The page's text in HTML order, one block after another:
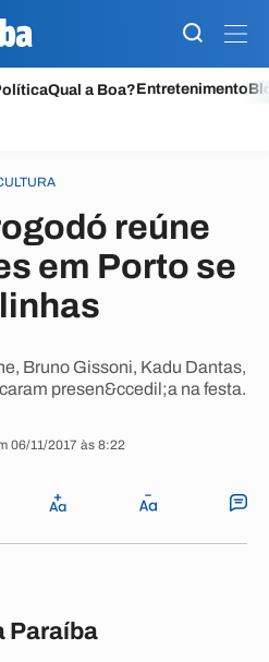
Qual a Boa?Entretenimento
reúne
em Porto se
Bruno Gissoni, Kadu Dantas,
presen&ccedil;a na festa.
06/11/2017 às 8:22
Paraíba